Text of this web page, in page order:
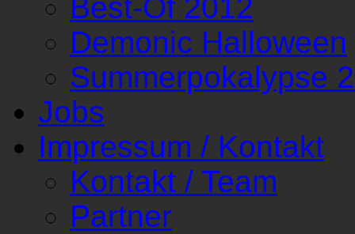
Best-Of 2012
Demonic Halloween
Summerpokalypse
Jobs
Impressum / Kontakt
Kontakt / Team
Partner